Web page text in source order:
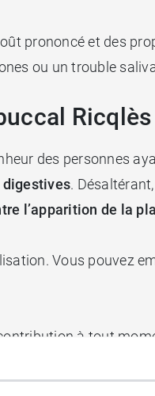
prononcé et des
ou un trouble
des personnes
digestives.
l’apparition de la
Vous pouvez
à tout